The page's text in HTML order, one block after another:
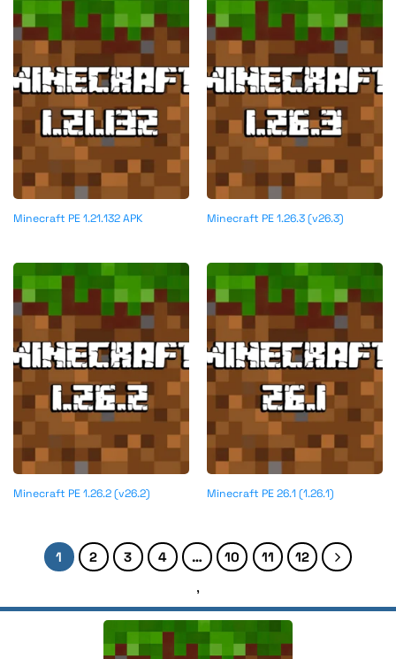
Minecraft PE 1.21.132 APK Minecraft PE 1.26.3 (v26.3)
Minecraft PE 1.26.2 (v26.2) Minecraft PE 26.1 (1.26.1)
1 2 3 4 … 10 11 12
,